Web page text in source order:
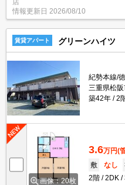
店
情報更新日 2026/08/10
賃貸アパート グリーンハイツ
紀勢本線/
三重県松
築42年
2
画像：20枚
3.6万円(
敷
なし
2階
2DK